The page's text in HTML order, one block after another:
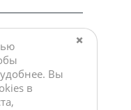
с 09:00 до
13:18
✖️
Вы
в